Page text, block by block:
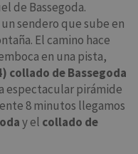
de Bassegoda.
sendero que sube en
El camino hace
en una pista,
collado de Bassegoda
espectacular pirámide
8 minutos llegamos
y el collado de